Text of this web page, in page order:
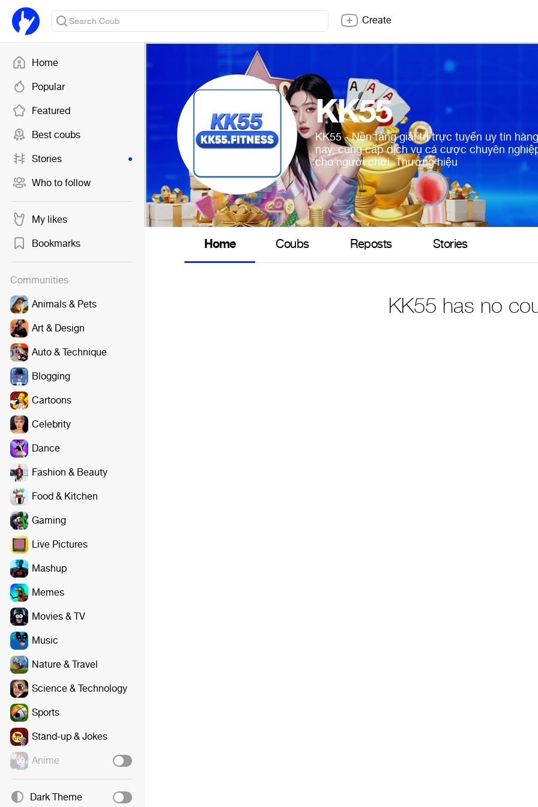
Home
Popular
Featured
Best coubs
Stories
Who to follow
My likes
Bookmarks
Communities
Animals & Pets
Art & Design
Auto & Technique
Blogging
Cartoons
Celebrity
Dance
Fashion & Beauty
Food & Kitchen
Gaming
Live Pictures
Mashup
Memes
Movies & TV
Music
Nature & Travel
Science & Technology
Sports
Stand-up & Jokes
Anime
Dark Theme
Create
KK55
KK55 - Nền tảng giải trí trực tuyến uy tín
nay, cung cấp dịch vụ cá cược chuyên
cho người chơi. Thương hiệu
Home Coubs Reposts Stories
KK55 has no